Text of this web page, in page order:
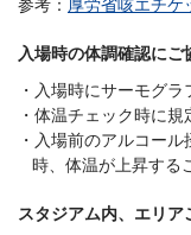
入場時の体調確認に
入場時にサーモグ
体温チェック時に規
入場前のアルコー
時、体温が上昇する
スタジアム内、エリ